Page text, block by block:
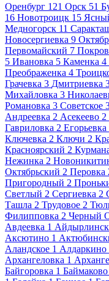
Оренбург 121 Орск 51
16 Новотроицк 15
Медногорск 11
Новосергиевка 9
Первомайский 7
5 Ивановка 5 Каменка 4
Преображенка 4
Грачевка 3 Дмитриевка
Михайловка 3
Романовка 3 Советское
Андреевка 2 Асекеево 2
Гавриловка 2 Егорьевка
Ключевка 2 Ключи 2
Красноярский 2
Нежинка 2
Октябрьский 2 Перовка
Пригородный 2
Светлый 2 Сергиевка 2
Ташла 2 Трудовое 2
Филипповка 2 Черный
Авдеевка 1
Аксютино 1
Аландское 1 Алдаркино
Архангеловка 1
Байгоровка 1 Баймаково